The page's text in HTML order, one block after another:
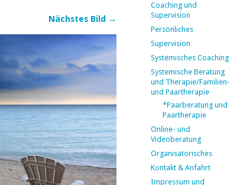
Nächstes Bild →
Coaching und
Supervision
Persönliches
Supervision
Systemisches Coaching
Systemische Beratung
und Therapie/Familien-
und Paartherapie
*Paarberatung und
Paartherapie
Online- und
Videoberatung
Organisatorisches
Kontakt & Anfahrt
Impressum und